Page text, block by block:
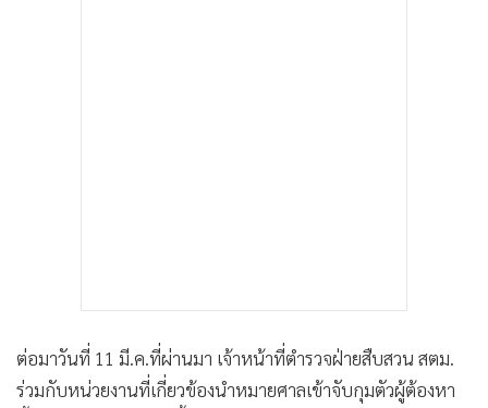
ต่อมาวันที่ 11 มี.ค.ที่ผ่านมา เจ้าหน้าที่ตำรวจฝ่ายสืบสวน สตม.
ร่วมกับหน่วยงานที่เกี่ยวข้องนำหมายศาลเข้าจับกุมตัวผู้ต้องหา